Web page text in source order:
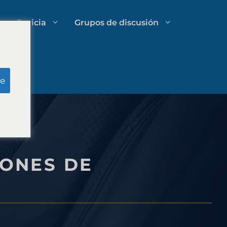
Estrategias de crecimiento para
Pericia Grupos de discusión
DE